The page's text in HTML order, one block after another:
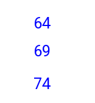
64
69
74